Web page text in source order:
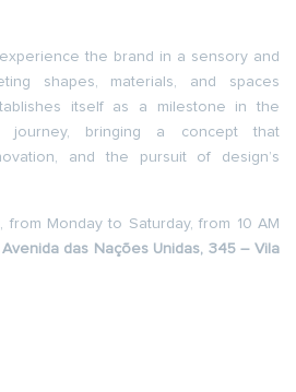
the brand in a sensory and
shapes, materials, and spaces
itself as a milestone in the
journey, bringing a concept that
and the pursuit of design’s
from Monday to Saturday, from 10 AM
Avenida das Nações Unidas, 345 – Vila